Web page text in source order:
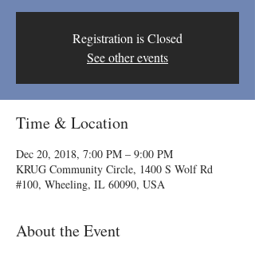
Registration is Closed
See other events
Time & Location
Dec 20, 2018, 7:00 PM – 9:00 PM
KRUG Community Circle, 1400 S Wolf Rd
#100, Wheeling, IL 60090, USA
About the Event